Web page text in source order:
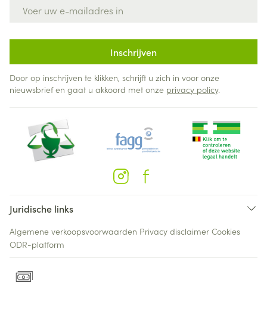
Inschrijven
Door op inschrijven te klikken, schrijft u zich in voor onze
nieuwsbrief en gaat u akkoord met onze privacy policy.
Juridische links
Algemene verkoopsvoorwaarden Privacy disclaimer Cookies
ODR-platform